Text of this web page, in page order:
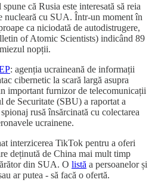
că Rusia este interesată să reia
nucleară cu SUA. Într-un moment în
ca niciodată de autodistrugere,
of Atomic Scientists) indicând 89
nopții.
: agenția ucraineană de informații
cibernetic la scară largă asupra
important furnizor de telecomunicații
de Securitate (SBU) a raportat a
rusă însărcinată cu colectarea
ucrainene.
interzicerea TikTok pentru a oferi
deținută de China mai mult timp
din SUA. O listă a persoanelor și
ar putea - să facă o ofertă.